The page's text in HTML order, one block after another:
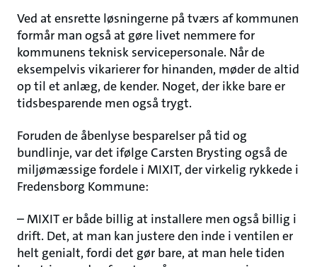
Ved at ensrette løsningerne på tværs af kommunen
formår man også at gøre livet nemmere for
kommunens teknisk servicepersonale. Når de
eksempelvis vikarierer for hinanden, møder de altid
op til et anlæg, de kender. Noget, der ikke bare er
tidsbesparende men også trygt.
Foruden de åbenlyse besparelser på tid og
bundlinje, var det ifølge Carsten Brysting også de
miljømæssige fordele i MIXIT, der virkelig rykkede i
Fredensborg Kommune:
– MIXIT er både billig at installere men også billig i
drift. Det, at man kan justere den inde i ventilen er
helt genialt, fordi det gør bare, at man hele tiden